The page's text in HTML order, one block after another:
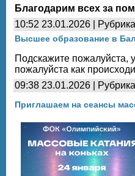
Благодарим всех за
10:52 23.01.2026 |
Высшее образование в
Подскажите пожалуйста,
пожалуйста как
09:38 23.01.2026 |
Приглашаем на сеансы